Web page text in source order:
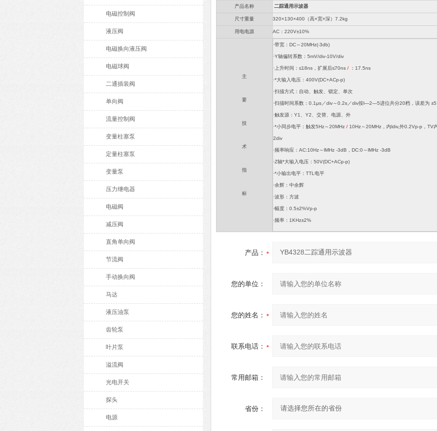
电磁控制阀
液压阀
电磁换向液压阀
电磁球阀
二通插装阀
单向阀
流量控制阀
变量柱塞泵
定量柱塞泵
变量泵
压力继电器
电磁阀
减压阀
直角单向阀
节流阀
手动换向阀
马达
液压油泵
齿轮泵
叶片泵
溢流阀
光电开关
探头
电源
产品名称 二踪通用示波器
尺寸重量 320×130×400（高×宽×深）7.2kg
用电电源 AC：220V±10%
主
要
技
术
指
标
·带宽：DC～20MHz(-3db)
·Y轴偏转系数：5mV/div-10V/div
·上升时间：≤18ns，扩展后≤70ns / ：17.5ns
·*大输入电压：400V(DC+ACp-p)
·扫描方式：自动、触发、锁定、单次
·扫描时间系数：0.1μs／div～0.2s／div按l—2—5进位共分20档，误差为
·触发源：Y1、Y2、交替、电源、外
·*小同步电平：触发5Hz～20MHz / 10Hz～20MHz，内ldiv,外0.2Vp-p，TV
2div
·频率响应：AC:10Hz～lMHz -3dB，DC:0～lMHz -3dB
·Z轴*大输入电压：50V(DC+ACp-p)
·*小输出电平：TTL电平
·余辉：中余辉
·波形：方波
·幅度：0.5±2%Vp-p
·频率：1KHz±2%
产品：
您的单位：
您的姓名：
联系电话：
常用邮箱：
省份：